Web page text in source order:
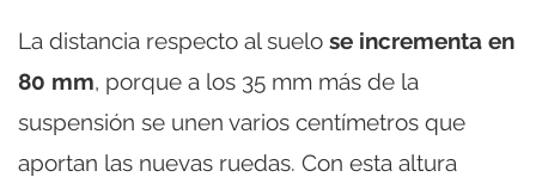
La distancia respecto al suelo se incrementa en
80 mm, porque a los 35 mm más de la
suspensión se unen varios centímetros que
aportan las nuevas ruedas. Con esta altura